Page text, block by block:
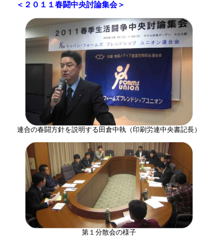
＜２０１１春闘中央討論集会＞
連合の春闘方針を説明する田倉中執（印刷労連中央書記長）
第１分散会の様子